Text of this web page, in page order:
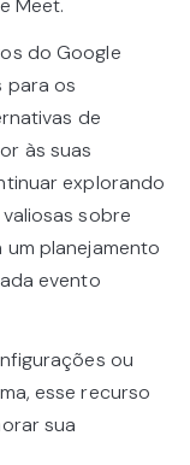
Meet.
do Google
para os
de
às suas
explorando
sobre
planejamento
evento
ou
esse recurso
sua